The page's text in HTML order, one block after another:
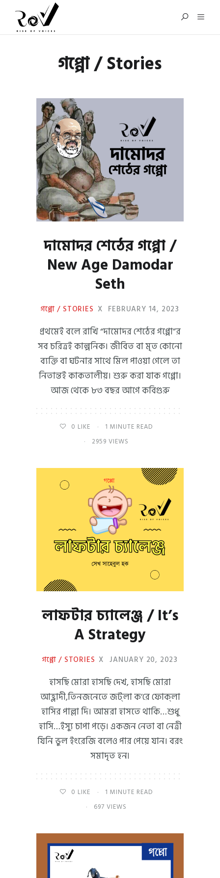
গপ্পো / Stories
দামোদর শেঠের গপ্পো /
New Age Damodar
Seth
গপ্পো / STORIES X FEBRUARY 14, 2023
প্রথমেই বলে রাখি “দামোদর শেঠের গপ্পো”র
সব চরিত্রই কাল্পনিক। জীবিত বা মৃত কোনো
ব্যক্তি বা ঘটনার সাথে মিল পাওয়া গেলে তা
নিতান্তই কাকতালীয়। শুরু করা যাক গপ্পো।
আজ থেকে ৮৩ বছর আগে কবিগুরু
0 LIKE
1 MINUTE READ
2959 VIEWS
লাফটার চ্যালেঞ্জ / It’s
A Strategy
গপ্পো / STORIES X JANUARY 20, 2023
হাসছি মোরা হাসছি দেখ, হাসছি মোরা
আহ্লাদী,তিনজনেতে জট্‌লা ক’রে ফোক্‌লা
হাসির পাল্লা দি। আমরা হাসতে থাকি…শুধু
হাসি…ইস্যু চাপা পড়ে। একজন নেতা বা নেত্রী
যিনি ভুল ইংরেজি বলেও পার পেয়ে যান। বরং
সমাদৃত হন৷
0 LIKE
1 MINUTE READ
697 VIEWS